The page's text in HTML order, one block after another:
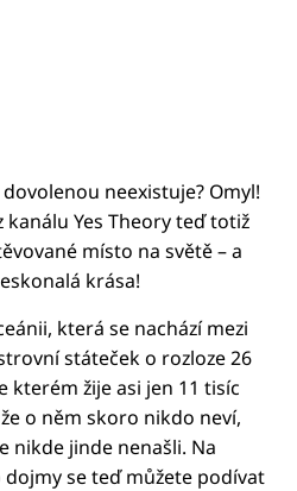
neexistuje? Omyl!
Yes Theory teď totiž
místo na světě – a
krása!
která se nachází mezi
státeček o rozloze 26
kterém žije asi jen 11 tisíc
o něm skoro nikdo neví,
nikde jinde nenašli. Na
se teď můžete podívat